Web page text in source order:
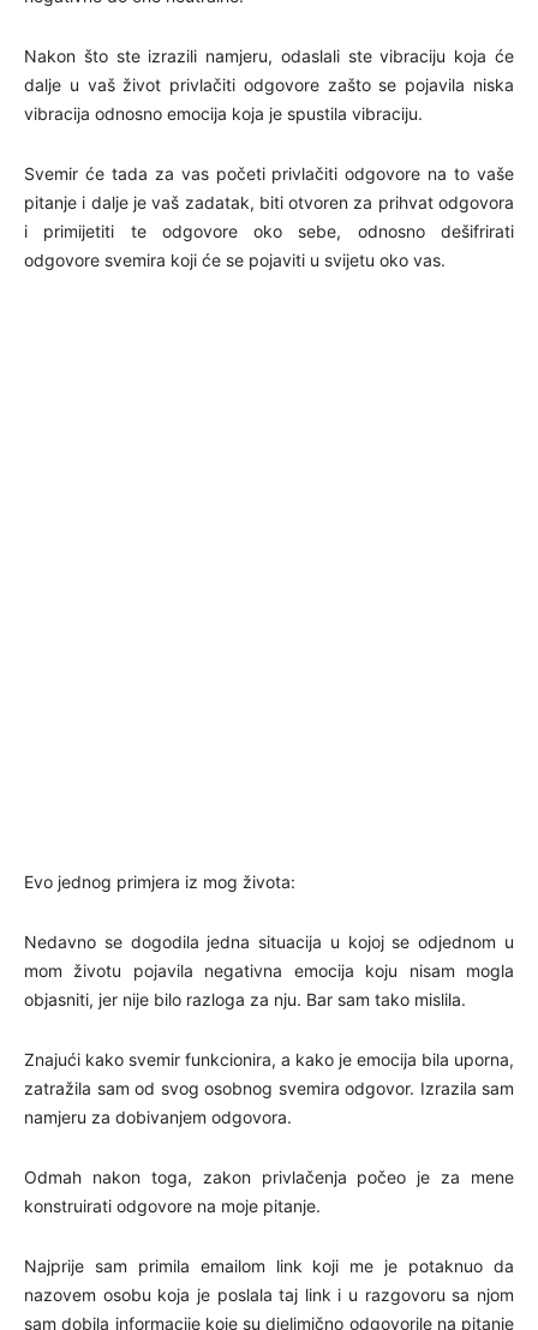
Nakon što ste izrazili namjeru, odaslali ste vibraciju koja će
dalje u vaš život privlačiti odgovore zašto se pojavila niska
vibracija odnosno emocija koja je spustila vibraciju.
Svemir će tada za vas početi privlačiti odgovore na to vaše
pitanje i dalje je vaš zadatak, biti otvoren za prihvat odgovora
i primijetiti te odgovore oko sebe, odnosno dešifrirati
odgovore svemira koji će se pojaviti u svijetu oko vas.
Evo jednog primjera iz mog života:
Nedavno se dogodila jedna situacija u kojoj se odjednom u
mom životu pojavila negativna emocija koju nisam mogla
objasniti, jer nije bilo razloga za nju. Bar sam tako mislila.
Znajući kako svemir funkcionira, a kako je emocija bila uporna,
zatražila sam od svog osobnog svemira odgovor. Izrazila sam
namjeru za dobivanjem odgovora.
Odmah nakon toga, zakon privlačenja počeo je za mene
konstruirati odgovore na moje pitanje.
Najprije sam primila emailom link koji me je potaknuo da
nazovem osobu koja je poslala taj link i u razgovoru sa njom
sam dobila informacije koje su djelimično odgovorile na pitanje